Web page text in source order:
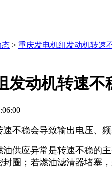
态 > 重庆发电机组发动机转速
发动机转速不
速不稳会导致输出电压、
供应异常是转速不稳的
圈；若燃油滤清器堵塞